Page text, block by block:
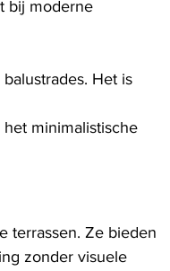
bij moderne
Het is
minimalistische
terrassen. Ze bieden
zonder visuele